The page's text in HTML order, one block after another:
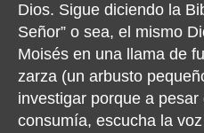
Dios. Sigue diciendo la
Señor” o sea, el mismo
Moisés en una llama de
zarza (un arbusto
investigar porque a
consumía, escucha la